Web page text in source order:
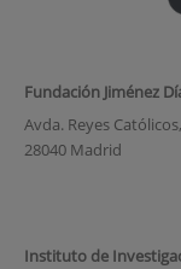
Fundación Jiménez
Avda. Reyes
28040 Madrid
Instituto de